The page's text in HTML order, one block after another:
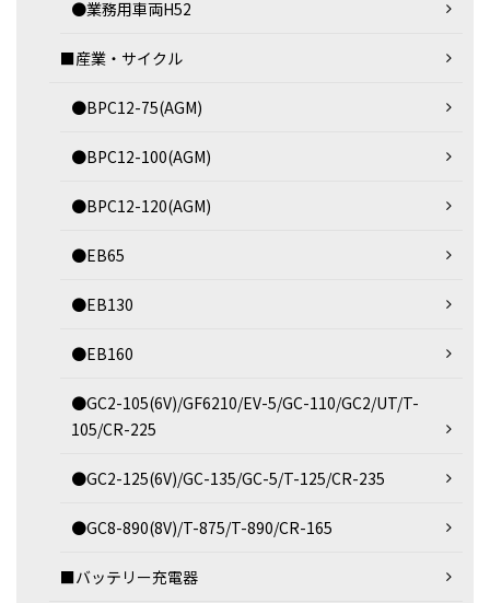
●業務用車両H52
■産業・サイクル
●BPC12-75(AGM)
●BPC12-100(AGM)
●BPC12-120(AGM)
●EB65
●EB130
●EB160
●GC2-105(6V)/GF6210/EV-5/GC-110/GC2/UT/T-
105/CR-225
●GC2-125(6V)/GC-135/GC-5/T-125/CR-235
●GC8-890(8V)/T-875/T-890/CR-165
■バッテリー充電器